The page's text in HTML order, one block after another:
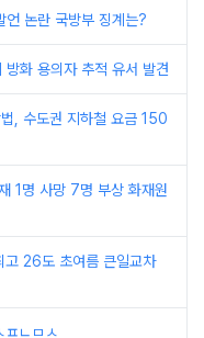
언 논란 국방부 징계는?
화 용의자 추적 유서 발견
, 수도권 지하철 요금 150
1명 사망 7명 부상 화재원
26도 초여름 큰일교차
ㄴㅁㅅ